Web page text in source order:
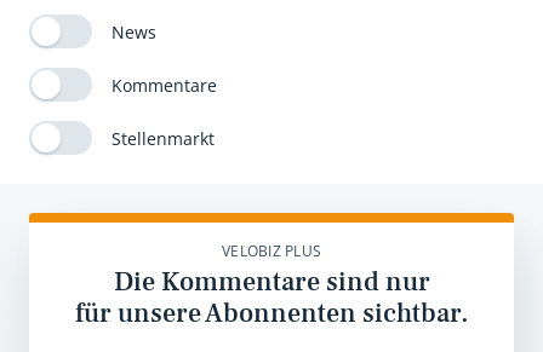
News
Kommentare
Stellenmarkt
VELOBIZ PLUS
Die Kommentare sind nur
für unsere Abonnenten sichtbar.